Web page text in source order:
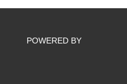
POWERED BY